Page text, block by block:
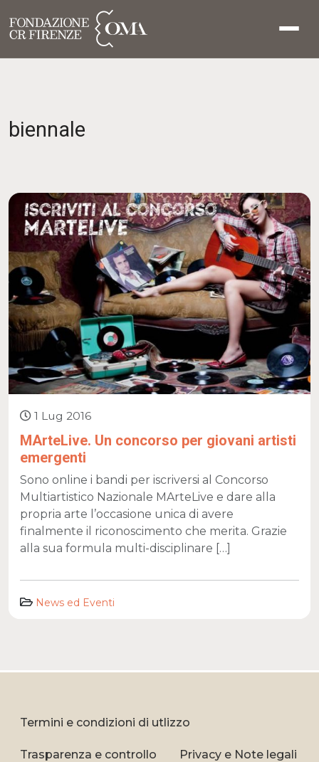
biennale
1 Lug 2016
MArteLive. Un concorso per giovani artisti
emergenti
Sono online i bandi per iscriversi al Concorso
Multiartistico Nazionale MArteLive e dare alla
propria arte l’occasione unica di avere
finalmente il riconoscimento che merita. Grazie
alla sua formula multi-disciplinare […]
News ed Eventi
Termini e condizioni di utlizzo
Trasparenza e controllo Privacy e Note legali